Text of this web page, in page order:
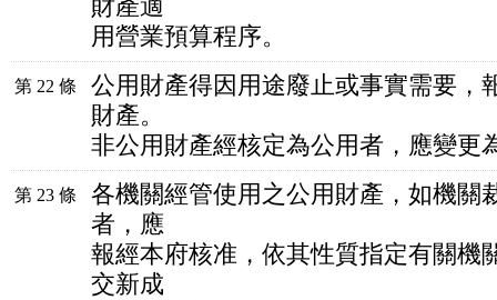
財產適
用營業預算程序。
第 22 條
公用財產得因用途廢止或事實需要，
財產。
非公用財產經核定為公用者，應變更
第 23 條
各機關經管使用之公用財產，如機關
者，應
報經本府核准，依其性質指定有關機
交新成